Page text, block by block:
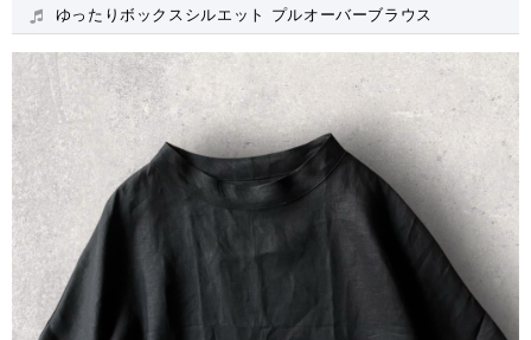
ゆったりボックスシルエット プルオーバーブラウス